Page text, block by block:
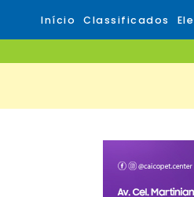
Início Classificados